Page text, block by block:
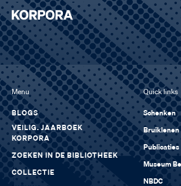
Menu
BLOGS
VEILIG. JAARBOEK
KORPORA
ZOEKEN IN DE BIBLIOTHEEK
COLLECTIE
Quick links
Schenken
Bruiklenen
Publicaties
Museum
NBDC